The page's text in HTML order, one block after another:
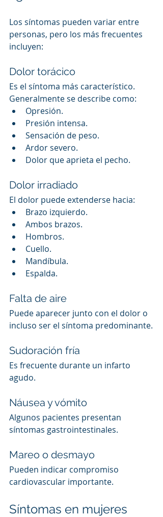
Los síntomas pueden variar entre
personas, pero los más frecuentes
incluyen:
Dolor torácico
Es el síntoma más característico.
Generalmente se describe como:
Opresión.
Presión intensa.
Sensación de peso.
Ardor severo.
Dolor que aprieta el pecho.
Dolor irradiado
El dolor puede extenderse hacia:
Brazo izquierdo.
Ambos brazos.
Hombros.
Cuello.
Mandíbula.
Espalda.
Falta de aire
Puede aparecer junto con el dolor o
incluso ser el síntoma predominante.
Sudoración fría
Es frecuente durante un infarto
agudo.
Náusea y vómito
Algunos pacientes presentan
síntomas gastrointestinales.
Mareo o desmayo
Pueden indicar compromiso
cardiovascular importante.
Síntomas en mujeres